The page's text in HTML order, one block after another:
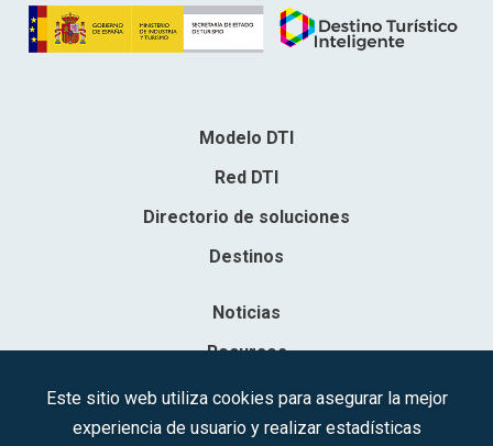
Modelo DTI
Red DTI
Directorio de soluciones
Destinos
Noticias
Recursos
Contacto
Este sitio web utiliza cookies para asegurar la mejor
experiencia de usuario y realizar estadísticas